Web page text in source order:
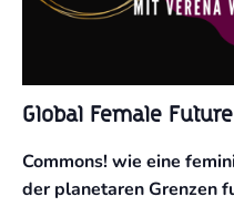
Global Female
Commons! wie eine
der planetaren Grenzen